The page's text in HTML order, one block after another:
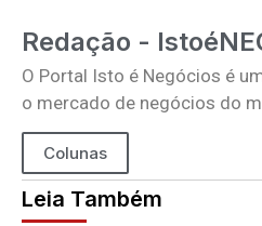
Redação -
O Portal Isto é Negócios é
o mercado de negócios do
Colunas
Leia Também